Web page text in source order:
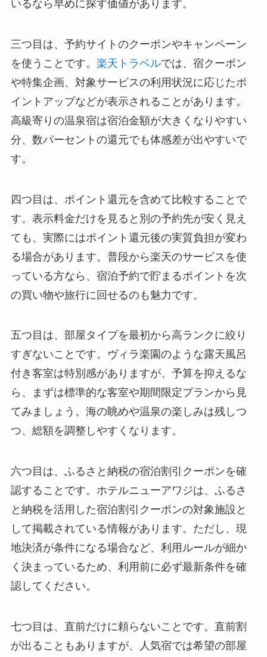
いるなら早めに探す価値があります。
三つ目は、予約サイトのクーポンやキャンペーン
を使うことです。 楽天トラベルでは、宿クーポン
や特集企画、対象サービスの利用状況に応じたポ
イントアップなどが表示されることがあります。
高級寄りの温泉宿は宿泊金額が大きくなりやすい
分、数パーセントの還元でも体感差が出やすいで
す。
四つ目は、ポイント還元を含めて比較することで
す。表示料金だけを見ると別の予約先が安く見え
ても、実際にはポイント還元後の実質負担が変わ
る場合があります。普段から楽天のサービスを使
っている方なら、宿泊予約で貯まるポイントを次
の買い物や旅行に回せるのも魅力です。
五つ目は、部屋タイプを最初から高ランクに絞り
すぎないことです。ヴィラ楽園のような露天風呂
付き客室は特別感がありますが、予算を抑えるな
ら、まずは標準的な客室や期間限定プランから見
てみましょう。海の眺めや温泉の楽しみは残しつ
つ、総額を調整しやすくなります。
六つ目は、ふるさと納税の宿泊割引クーポンを確
認することです。ホテルニューアワジは、ふるさ
と納税を活用した宿泊割引クーポンの対象施設と
して掲載されている情報があります。ただし、現
地決済が条件になる場合など、利用ルールが細か
く決まっているため、利用前に必ず最新条件を確
認してください。
七つ目は、直前だけに頼らないことです。直前割
が出ることもありますが、人気宿では希望の部屋